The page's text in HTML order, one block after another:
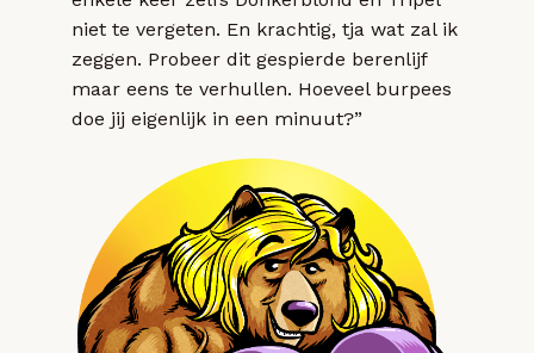
niet te vergeten. En krachtig, tja wat zal ik
zeggen. Probeer dit gespierde berenlijf
maar eens te verhullen. Hoeveel burpees
doe jij eigenlijk in een minuut?”